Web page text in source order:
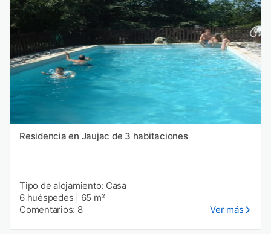
Residencia en Jaujac de 3 habitaciones
Tipo de alojamiento: Casa
6 huéspedes
65 m²
Comentarios: 8
Ver más